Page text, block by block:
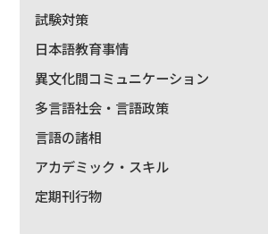
試験対策
日本語教育事情
異文化間コミュニケーション
多言語社会・言語政策
言語の諸相
アカデミック・スキル
定期刊行物